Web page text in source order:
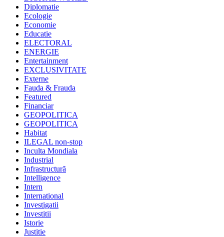
Diplomatie
Ecologie
Economie
Educatie
ELECTORAL
ENERGIE
Entertainment
EXCLUSIVITATE
Externe
Fauda & Frauda
Featured
Financiar
GEOPOLITICA
GEOPOLITICA
Habitat
ILEGAL non-stop
Inculta Mondiala
Industrial
Infrastructură
Intelligence
Intern
International
Investigatii
Investitii
Istorie
Justitie